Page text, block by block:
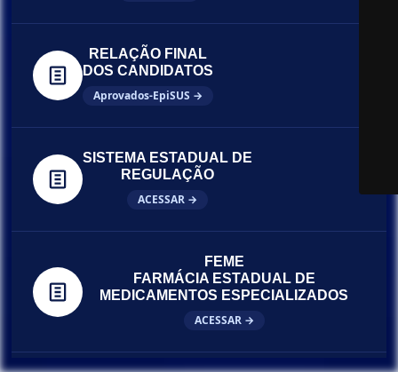
RELAÇÃO FINAL
DOS CANDIDATOS
Aprovados-EpiSUS →
SISTEMA ESTADUAL DE
REGULAÇÃO
ACESSAR →
FEME
FARMÁCIA ESTADUAL DE
MEDICAMENTOS ESPECIALIZADOS
ACESSAR →